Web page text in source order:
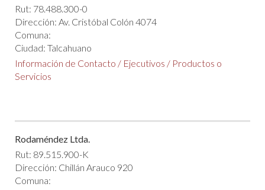
Rut: 78.488.300-0
Dirección: Av. Cristóbal Colón 4074
Comuna:
Ciudad: Talcahuano
Información de Contacto / Ejecutivos / Productos o
Servicios
Rodaméndez Ltda.
Rut: 89.515.900-K
Dirección: Chillán Arauco 920
Comuna: